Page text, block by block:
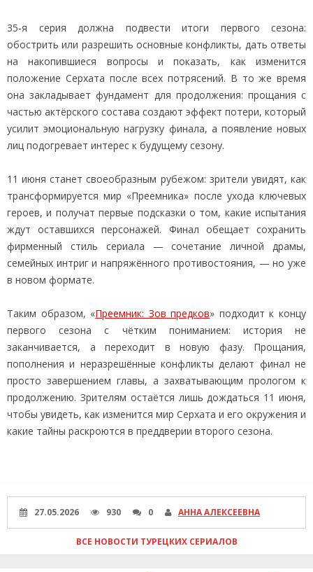
35‑я серия должна подвести итоги первого сезона:
обострить или разрешить основные конфликты, дать ответы
на накопившиеся вопросы и показать, как изменится
положение Серхата после всех потрясений. В то же время
она закладывает фундамент для продолжения: прощания с
частью актёрского состава создают эффект потери, который
усилит эмоциональную нагрузку финала, а появление новых
лиц подогревает интерес к будущему сезону.
11 июня станет своеобразным рубежом: зрители увидят, как
трансформируется мир «Преемника» после ухода ключевых
героев, и получат первые подсказки о том, какие испытания
ждут оставшихся персонажей. Финал обещает сохранить
фирменный стиль сериала — сочетание личной драмы,
семейных интриг и напряжённого противостояния, — но уже
в новом формате.
Таким образом, «Преемник: Зов предков» подходит к концу
первого сезона с чётким пониманием: история не
заканчивается, а переходит в новую фазу. Прощания,
пополнения и неразрешённые конфликты делают финал не
просто завершением главы, а захватывающим прологом к
продолжению. Зрителям остаётся лишь дождаться 11 июня,
чтобы увидеть, как изменится мир Серхата и его окружения и
какие тайны раскроются в преддверии второго сезона.
27.05.2026 930 0 АННА АЛЕКСЕЕВНА
ВСЕ НОВОСТИ ТУРЕЦКИХ СЕРИАЛОВ